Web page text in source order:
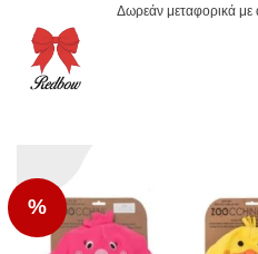
περιεχόμενο
Δωρεάν μεταφορικά
%